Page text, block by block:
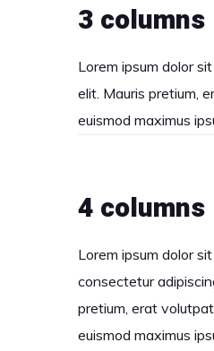
3 columns
Lorem ipsum dolor
elit. Mauris pretium,
euismod maximus
4 columns
Lorem ipsum dolor
consectetur
pretium, erat
euismod maximus